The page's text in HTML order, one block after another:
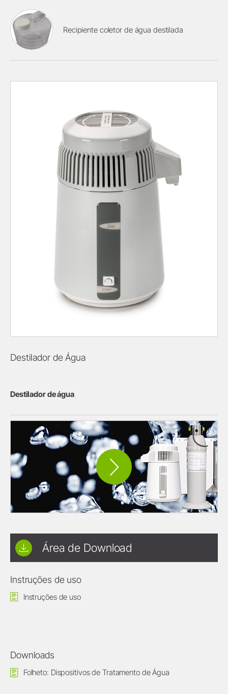
Recipiente coletor de água destilada
Destilador de Água
Destilador de água
Área de Download
Instruções de uso
Instruções de uso
Downloads
Folheto: Dispositivos de Tratamento de Água